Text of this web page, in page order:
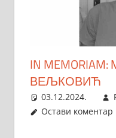
IN
ВЕЉКОВИЋ
03.12.2024.
Остави коментар